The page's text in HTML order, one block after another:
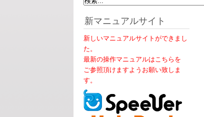
新マニュアルサイト
新しいマニュアルサイトができまし
た。
最新の操作マニュアルはこちらを
ご参照頂けますようお願い致しま
す。